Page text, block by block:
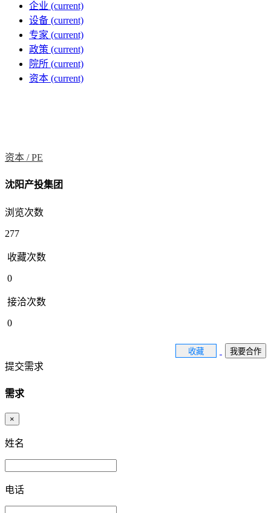
企业 (current)
设备 (current)
专家 (current)
政策 (current)
院所 (current)
资本 (current)
资本 /PE
沈阳产投集团
浏览次数
277
收藏次数
0
接洽次数
0
收藏 我要合作
提交需求
需求
×
姓名
电话